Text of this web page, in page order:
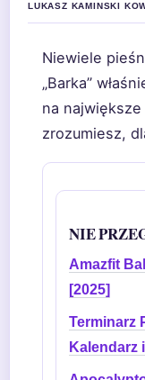
LUKASZ KAMINSKI
Niewiele
„Barka”
na
zrozumiesz,
NIE
Amazfit
[2025]
Terminarz
Kalendarz